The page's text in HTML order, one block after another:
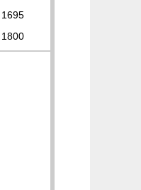
1695
1800